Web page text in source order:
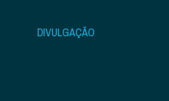
DIVULGAÇÃO